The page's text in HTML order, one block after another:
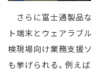
さらに富士通製品
ト端末とウェアラブ
検現場向け業務支援
も挙げられる。例え